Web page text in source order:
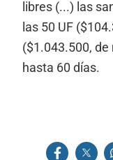
libres (...) las
las 50 UF
($1.043.500,
hasta 60 días.